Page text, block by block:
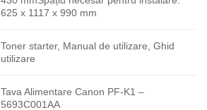
625 x 1117 x 990 mm
Toner starter, Manual de utilizare, Ghid
utilizare
Tava Alimentare Canon PF-K1 –
5693C001AA